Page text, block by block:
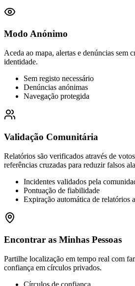
Modo Anónimo
Aceda ao mapa, alertas e denúncias sem
identidade.
Sem registo necessário
Denúncias anónimas
Navegação protegida
Validação Comunitária
Relatórios são verificados através de
referências cruzadas para reduzir falsos
Incidentes validados pela
Pontuação de fiabilidade
Expiração automática de relatórios
Encontrar as Minhas Pessoas
Partilhe localização em tempo real com
confiança em círculos privados.
Círculos de confiança